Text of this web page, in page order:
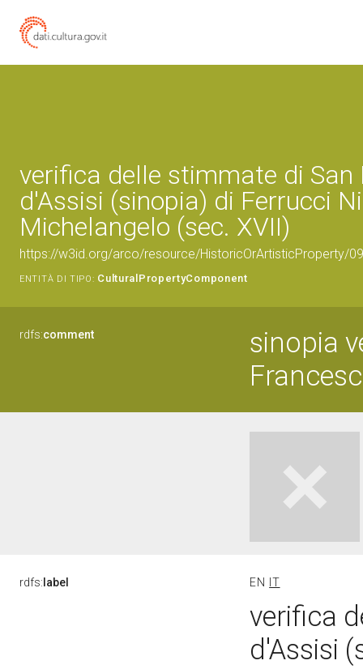
verifica delle stimmate di San
d'Assisi (sinopia) di Ferrucci
Michelangelo (sec. XVII)
https://w3id.org/arco/resource/HistoricOrArtisticProperty/
ENTITÀ DI TIPO: CulturalPropertyComponent
rdfs:comment
sinopia
rdfs: label EN IT
verifica
d'Assisi